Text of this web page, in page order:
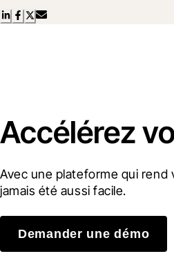
Accélérez
Avec une plateforme qui rend
jamais été aussi facile.
Demander une démo